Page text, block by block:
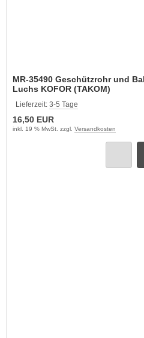
MR-35490 Geschützrohr und
Luchs KOFOR (TAKOM)
Lieferzeit: 3-5 Tage
16,50 EUR
inkl. 19 % MwSt. zzgl. Versandkosten